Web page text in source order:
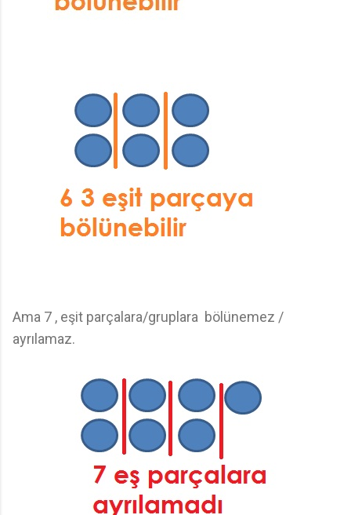
Ama 7 , eşit parçalara/gruplara bölünemez /
ayrılamaz.